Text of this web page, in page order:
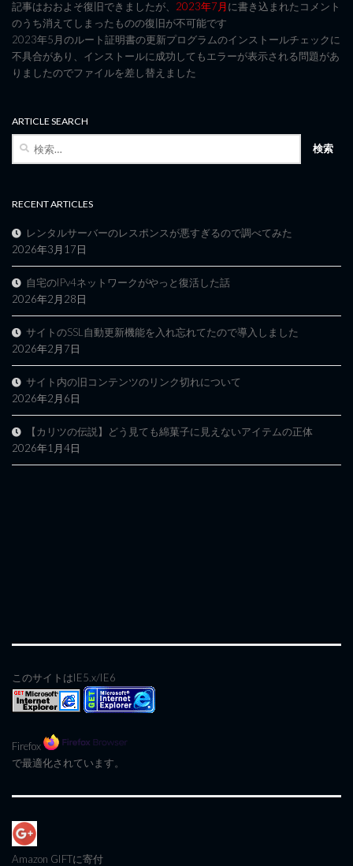
記事はおおよそ復旧できましたが、 2023年7月に書き込まれたコメント
のうち消えてしまったものの復旧が不可能です
2023年5月のルート証明書の更新プログラムのインストールチェックに
不具合があり、インストールに成功してもエラーが表示される問題があ
りましたのでファイルを差し替えました
ARTICLE SEARCH
RECENT ARTICLES
レンタルサーバーのレスポンスが悪すぎるので調べてみた
2026年3月17日
自宅のIPv4ネットワークがやっと復活した話
2026年2月28日
サイトのSSL自動更新機能を入れ忘れてたので導入しました
2026年2月7日
サイト内の旧コンテンツのリンク切れについて
2026年2月6日
【カリツの伝説】どう見ても綿菓子に見えないアイテムの正体
2026年1月4日
このサイトはIE5.x/IE6
Firefox
で最適化されています。
Amazon GIFTに寄付